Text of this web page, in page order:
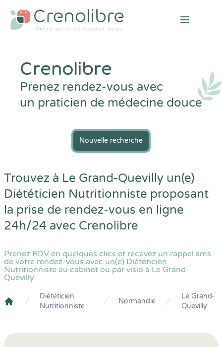
Open
Crenolibre
Prenez rendez-vous avec
un praticien de médecine douce
Nouvelle recherche
Trouvez à Le Grand-Quevilly un(e)
Diététicien Nutritionniste proposant
la prise de rendez-vous en ligne
24h/24 avec Crenolibre
Prenez RDV en quelques clics et recevez un rappel sms
de votre rendez-vous avec un(e) Diététicien
Nutritionniste au cabinet ou par visio à Le Grand-
Quevilly
Crenolibre
Diététicien
Nutritionniste
Normandie
Le Grand-
Quevilly